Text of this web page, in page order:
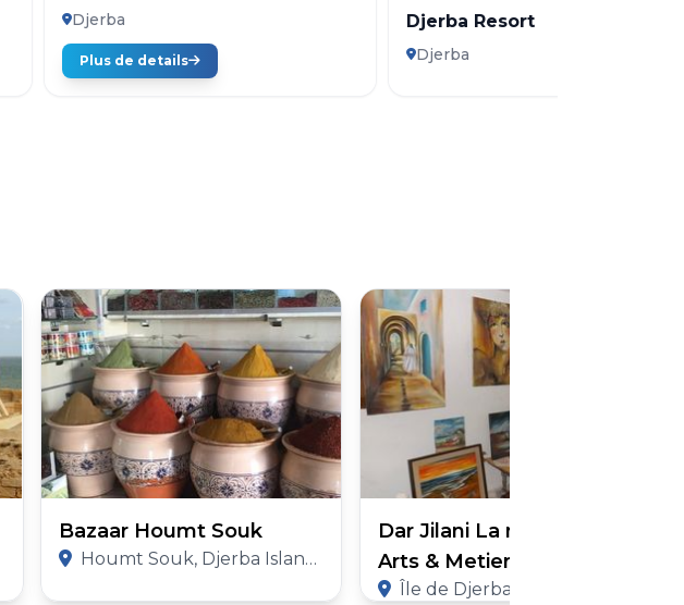
Djerba
Plus de details
Djerba Resort
Djerba
Bazaar Houmt Souk
Houmt Souk, Djerba Island, Medenine Governorate
Dar Jilani La maison des
Arts & Metiers
Île de Djerba, Gouvernorat de Médenine